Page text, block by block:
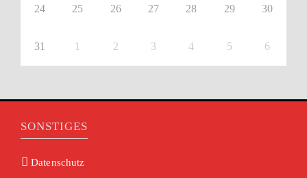
24 25 26 27 28 29 30
31 1 2 3 4 5 6
SONSTIGES
Datenschutz